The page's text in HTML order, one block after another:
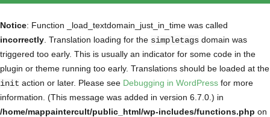
Notice: Function _load_textdomain_just_in_time was called
incorrectly . Translation loading for the simpletags domain was
triggered too early. This is usually an indicator for some code in the
plugin or theme running too early. Translations should be loaded at the
init action or later. Please see Debugging in WordPress for more
information. (This message was added in version 6.7.0.) in
/home/mappaintercult/public_html/wp-includes/functions.php on